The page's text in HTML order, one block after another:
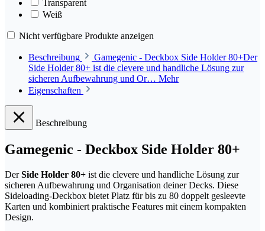
Transparent
Weiß
Nicht verfügbare Produkte anzeigen
Beschreibung
Gamegenic - Deckbox Side Holder 80+Der
Side Holder 80+ ist die clevere und handliche Lösung zur
sicheren Aufbewahrung und Or… Mehr
Eigenschaften
Beschreibung
Gamegenic - Deckbox Side Holder 80+
DerSide Holder 80+ ist die clevere und handliche Lösung zur
sicheren Aufbewahrung und Organisation deiner Decks. Diese
Sideloading-Deckbox bietet Platz für bis zu 80 doppelt gesleevte
Karten und kombiniert praktische Features mit einem kompakten
Design.